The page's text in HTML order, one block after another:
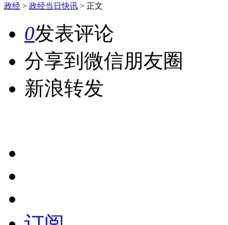
政经 > 政经当日快讯 > 正文
0发表评论
分享到微信朋友圈
新浪转发